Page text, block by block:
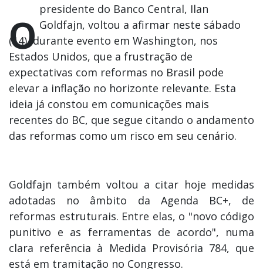
O
presidente do Banco Central, Ilan
Goldfajn, voltou a afirmar neste sábado
(14), durante evento em Washington, nos
Estados Unidos, que a frustração de
expectativas com reformas no Brasil pode
elevar a inflação no horizonte relevante. Esta
ideia já constou em comunicações mais
recentes do BC, que segue citando o andamento
das reformas como um risco em seu cenário.
Goldfajn também voltou a citar hoje medidas
adotadas no âmbito da Agenda BC+, de
reformas estruturais. Entre elas, o "novo código
punitivo e as ferramentas de acordo", numa
clara referência à Medida Provisória 784, que
está em tramitação no Congresso.